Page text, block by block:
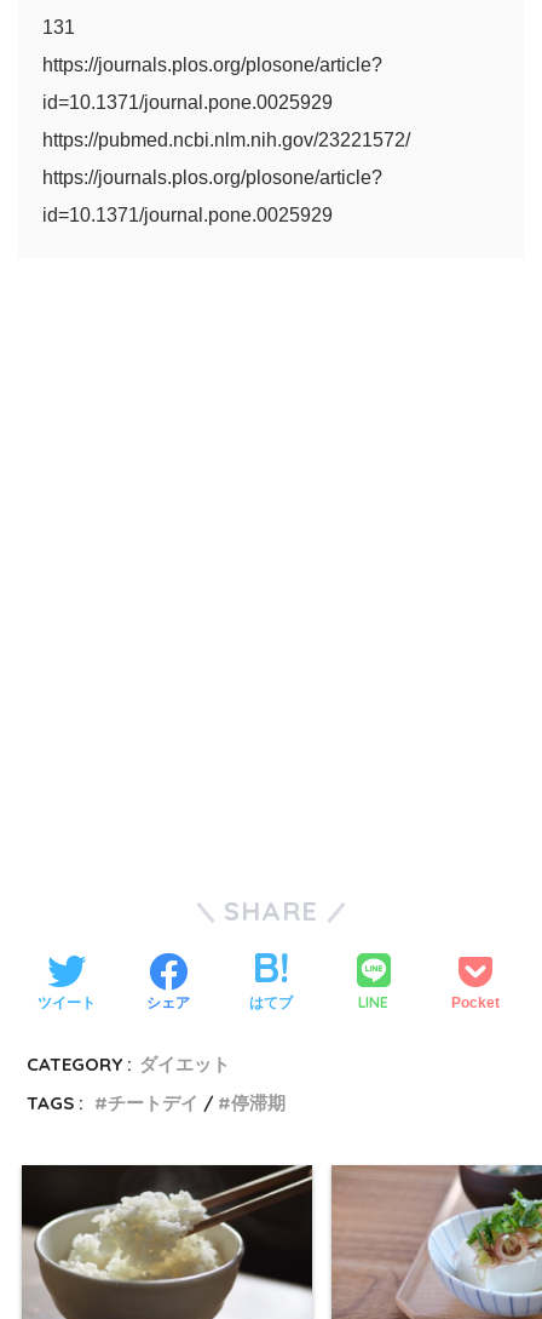
131
https://journals.plos.org/plosone/article?
id=10.1371/journal.pone.0025929
https://pubmed.ncbi.nlm.nih.gov/23221572/
https://journals.plos.org/plosone/article?
id=10.1371/journal.pone.0025929
SHARE
ツイート シェア はてブ LINE Pocket
CATEGORY : ダイエット
TAGS :
チートデイ 停滞期